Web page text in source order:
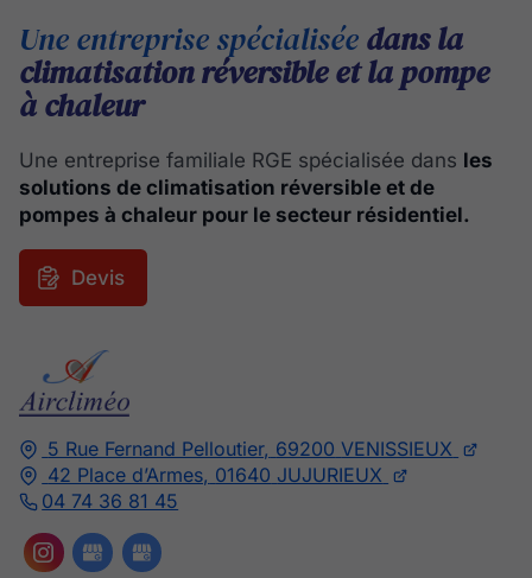
5 Rue Fernand Pelloutier, 69200 VENISSIEUX
42 Place d’Armes, 01640 JUJURIEUX
04 74 36 81 45
Une entreprise spécialiséedans la
climatisation réversible et la pompe
à chaleur
Une entreprise familiale RGE spécialisée dans les
solutions de climatisation réversible et de
pompes à chaleur pour le secteur résidentiel.
Devis